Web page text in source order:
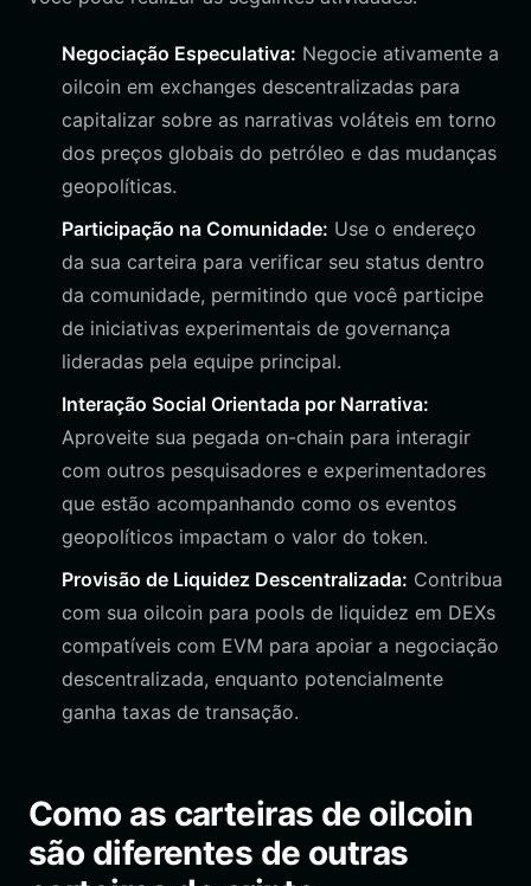
Negociação Especulativa: Negocie ativamente a
oilcoin em exchanges descentralizadas para
capitalizar sobre as narrativas voláteis em torno
dos preços globais do petróleo e das mudanças
geopolíticas.
Participação na Comunidade: Use o endereço
da sua carteira para verificar seu status dentro
da comunidade, permitindo que você participe
de iniciativas experimentais de governança
lideradas pela equipe principal.
Interação Social Orientada por Narrativa:
Aproveite sua pegada on-chain para interagir
com outros pesquisadores e experimentadores
que estão acompanhando como os eventos
geopolíticos impactam o valor do token.
Provisão de Liquidez Descentralizada: Contribua
com sua oilcoin para pools de liquidez em DEXs
compatíveis com EVM para apoiar a negociação
descentralizada, enquanto potencialmente
ganha taxas de transação.
Como as carteiras de oilcoin
são diferentes de outras